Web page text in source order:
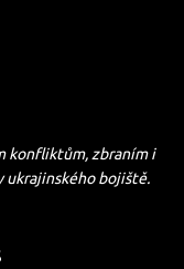
konfliktům, zbraním i
ukrajinského bojiště.